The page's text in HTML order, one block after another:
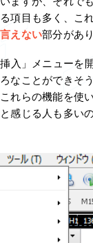
ますが、それで
項目も多く、こ
えない部分があ
入」メニューを
なことができそ
れらの機能を使
感じる人も多い